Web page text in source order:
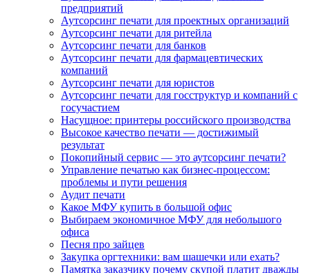
предприятий
Аутсорсинг печати для проектных организаций
Аутсорсинг печати для ритейла
Аутсорсинг печати для банков
Аутсорсинг печати для фармацевтических
компаний
Аутсорсинг печати для юристов
Аутсорсинг печати для госструктур и компаний с
госучастием
Насущное: принтеры российского производства
Высокое качество печати — достижимый
результат
Покопийный сервис — это аутсорсинг печати?
Управление печатью как бизнес-процессом:
проблемы и пути решения
Аудит печати
Какое МФУ купить в большой офис
Выбираем экономичное МФУ для небольшого
офиса
Песня про зайцев
Закупка оргтехники: вам шашечки или ехать?
Памятка заказчику почему скупой платит дважды